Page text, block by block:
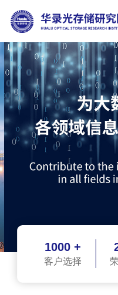
1000 +
客户选择